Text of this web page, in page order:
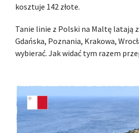
kosztuje 142 złote.
Tanie linie z Polski na Maltę latają
Gdańska, Poznania, Krakowa,
wybierać. Jak widać tym razem